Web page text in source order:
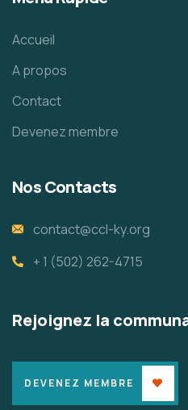
Accueil
A propos
Contact
Devenez membre
Nos Contacts
contact@ccl-ky.org
+ 1 (502) 262-4715
Rejoignez la
DEVENEZ MEMBRE